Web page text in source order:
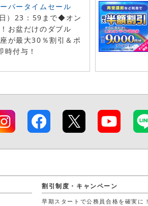
パータイムセール
）23：59まで◆オン
お盆だけのダブル
が最大30％割引＆ポ
時付与！
割引制度・キャンペーン
早期スタートで公務員合格を確実に！